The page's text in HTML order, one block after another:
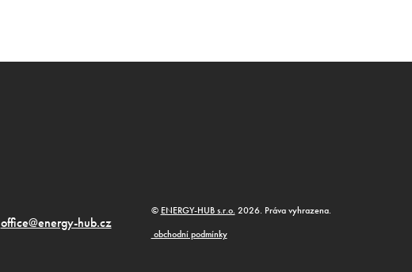
office@energy-hub.cz
© ENERGY-HUB s.r.o. 2026. Práva vyhrazena.
obchodní podmínky